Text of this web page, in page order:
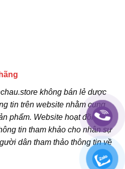
không bán lẻ dược
tin trên website nhằm cung
phẩm. Website hoạt đồng
tin tham khảo cho nhân sự
dân tham thảo thông tin về